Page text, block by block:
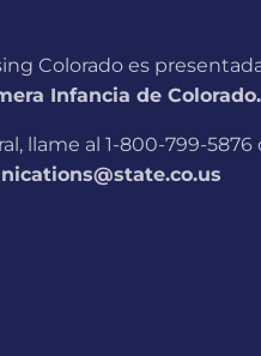
Colorado es
Infancia de Colorado.
llame al 1-800-799-